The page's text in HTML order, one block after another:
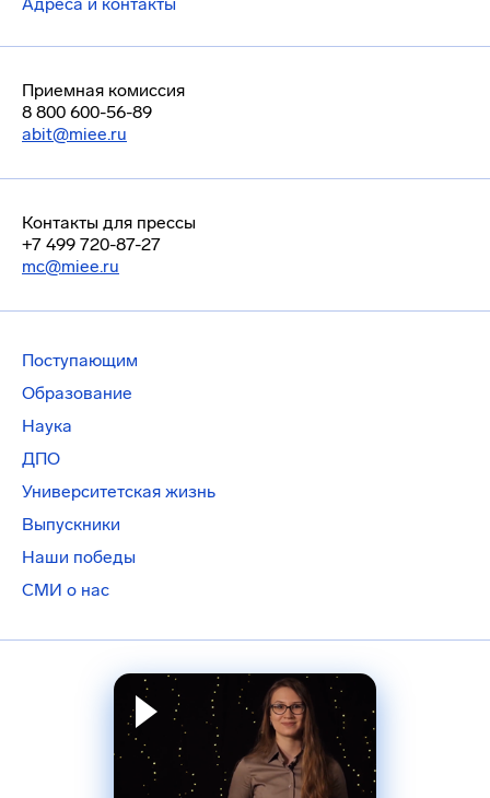
Приемная комиссия
8 800 600-56-89
abit@miee.ru
Контакты для прессы
+7 499 720-87-27
mc@miee.ru
Поступающим
Образование
Наука
ДПО
Университетская жизнь
Выпускники
Наши победы
СМИ о нас